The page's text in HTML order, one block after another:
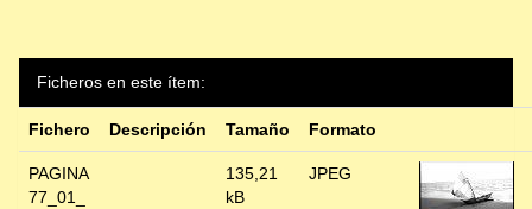
Ficheros en este ítem:
Fichero Descripción Tamaño Formato
PAGINA
77_01_
135,21
kB
JPEG